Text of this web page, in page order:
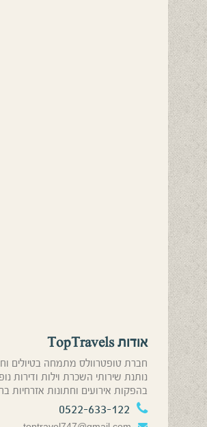
אודות TopTravels
חברת טופטרוולס מתמחה בטיולים
נותנת שירותי השכרת וילות ודירות
בהפקות אירועים וחתונות אזרחיות
0522-633-122